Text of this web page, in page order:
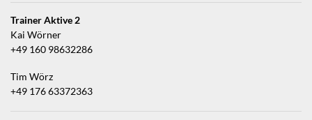
Trainer Aktive 2
Kai Wörner
+49 160 98632286
Tim Wörz
+49 176 63372363